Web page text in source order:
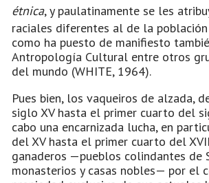
étnica, y paulatinamente se les
raciales diferentes al de la
como ha puesto de manifiesto
Antropología Cultural entre otros
del mundo (WHITE, 1964).
Pues bien, los vaqueiros de alzada,
siglo XV hasta el primer cuarto del
cabo una encarnizada lucha, en
del XV hasta el primer cuarto del
ganaderos —pueblos colindantes de
monasterios y casas nobles— por el